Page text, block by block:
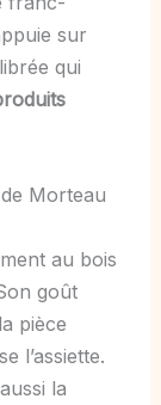
sur
qui
Morteau
au bois
goût
pièce
l’assiette.
la